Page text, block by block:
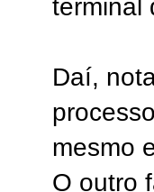
terminal
Daí,
mesmo
O outro